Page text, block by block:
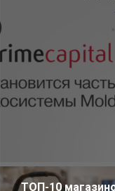
ТОП-10